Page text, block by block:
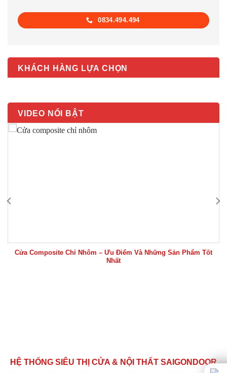
0834.494.494
KHÁCH HÀNG LỰA CHỌN
VIDEO NỔI BẬT
Cửa Composite Chỉ Nhôm – Ưu Điểm Và Những Sản Phẩm Tốt
Nhất
HỆ THỐNG SIÊU THỊ CỬA & NỘI THẤT SAIGONDOOR